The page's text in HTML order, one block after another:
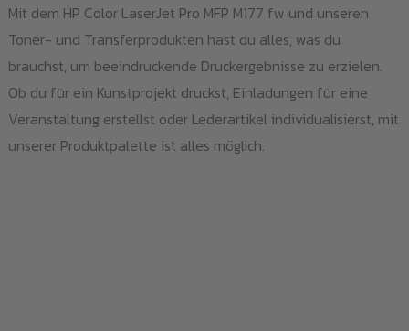
Mit dem HP Color LaserJet Pro MFP M177 fw und unseren
Toner- und Transferprodukten hast du alles, was du
brauchst, um beeindruckende Druckergebnisse zu erzielen.
Ob du für ein Kunstprojekt druckst, Einladungen für eine
Veranstaltung erstellst oder Lederartikel individualisierst, mit
unserer Produktpalette ist alles möglich.